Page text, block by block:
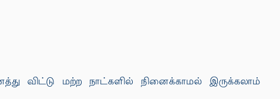
விட்டு மற்ற நாட்களில் நினைக்காமல் இருக்கலாம்